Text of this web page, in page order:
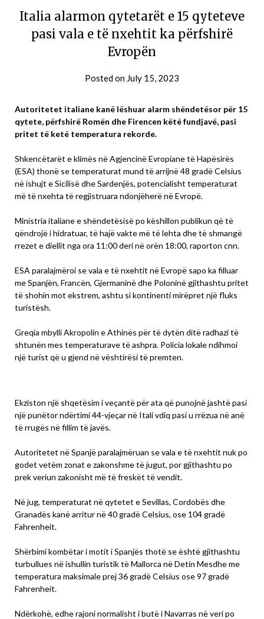
Italia alarmon qytetarët e 15 qyteteve
pasi vala e të nxehtit ka përfshirë
Evropën
Posted on July 15, 2023
Autoritetet italiane kanë lëshuar alarm shëndetësor për 15
qytete, përfshirë Romën dhe Firencen këtë fundjavë, pasi
pritet të ketë temperatura rekorde.
Shkencëtarët e klimës në Agjencinë Evropiane të Hapësirës
(ESA) thonë se temperaturat mund të arrijnë 48 gradë Celsius
në ishujt e Sicilisë dhe Sardenjës, potencialisht temperaturat
më të nxehta të regjistruara ndonjëherë në Evropë.
Ministria italiane e shëndetësisë po këshillon publikun që të
qëndrojë i hidratuar, të hajë vakte më të lehta dhe të shmangë
rrezet e diellit nga ora 11:00 deri në orën 18:00, raporton cnn.
ESA paralajmëroi se vala e të nxehtit në Evropë sapo ka filluar
me Spanjën, Francën, Gjermaninë dhe Poloninë gjithashtu pritet
të shohin mot ekstrem, ashtu si kontinenti mirëpret një fluks
turistësh.
Greqia mbylli Akropolin e Athinës për të dytën ditë radhazi të
shtunën mes temperaturave të ashpra. Policia lokale ndihmoi
një turist që u gjend në vështirësi të premten.
Ekziston një shqetësim i veçantë për ata që punojnë jashtë pasi
një punëtor ndërtimi 44-vjeçar në Itali vdiq pasi u rrëzua në anë
të rrugës në fillim të javës.
Autoritetet në Spanjë paralajmëruan se vala e të nxehtit nuk po
godet vetëm zonat e zakonshme të jugut, por gjithashtu po
prek veriun zakonisht më të freskët të vendit.
Në jug, temperaturat në qytetet e Sevillas, Cordobës dhe
Granadës kanë arritur në 40 gradë Celsius, ose 104 gradë
Fahrenheit.
Shërbimi kombëtar i motit i Spanjës thotë se është gjithashtu
turbullues në ishullin turistik të Mallorca në Detin Mesdhe me
temperatura maksimale prej 36 gradë Celsius ose 97 gradë
Fahrenheit.
Ndërkohë, edhe rajoni normalisht i butë i Navarras në veri po